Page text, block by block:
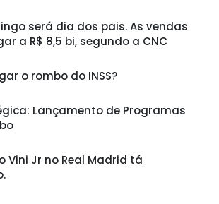
será dia dos pais. As vendas
a R$ 8,5 bi, segundo a CNC
o rombo do INSS?
Lançamento de Programas
Vini Jr no Real Madrid tá